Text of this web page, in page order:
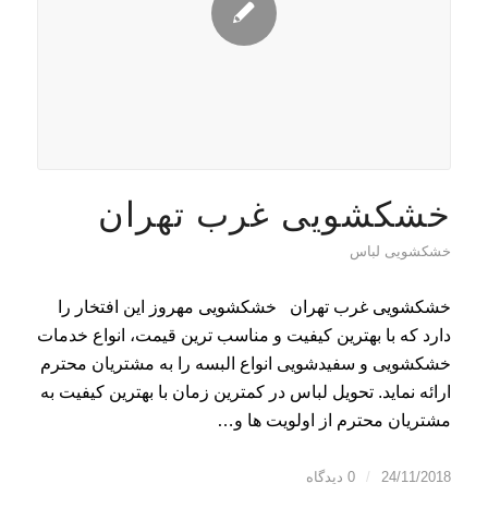
خشکشویی غرب تهران
خشکشویی لباس
خشکشویی غرب تهران خشکشویی مهروز این افتخار را
دارد که با بهترین کیفیت و مناسب ترین قیمت، انواع خدمات
خشکشویی و سفیدشویی انواع البسه را به مشتریان محترم
ارائه نماید. تحویل لباس در کمترین زمان با بهترین کیفیت به
مشتریان محترم از اولویت ها و…
24/11/2018
/ 0 دیدگاه